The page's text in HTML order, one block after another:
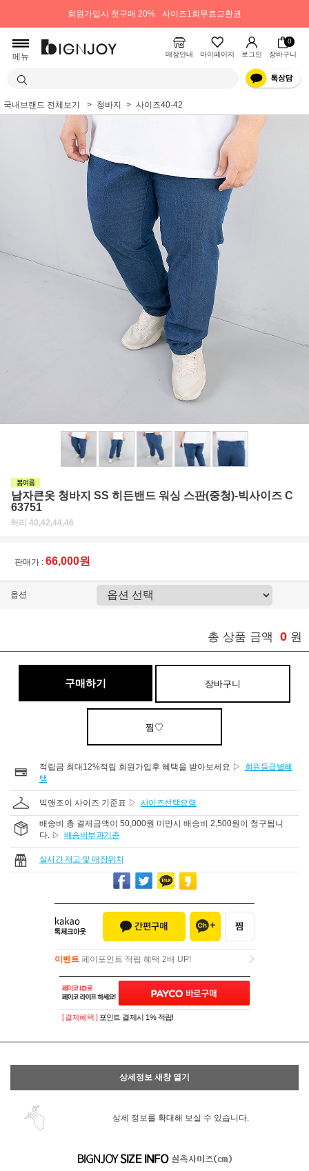
회원가입시 첫구매 20% 사이즈1회무료교환권
메뉴 매장안내 마이페이지 로그인
0
장바구니
국내브랜드 전체보기 청바지 사이즈40-42
남자큰옷 청바지 SS 히든밴드 워싱 스판(중청)-빅사이즈 C
63751
허리 40,42,44,46
판매가 : 66,000원
옵션
총 상품 금액 0 원
구매하기 장바구니
찜♡
적립금 최대12%적립 회원가입후 혜택을 받아보세요 ▷
회원등급별혜
택
빅앤조이 사이즈 기준표 ▷ 사이즈선택요령
배송비 총 결제금액이 50,000원 미만시 배송비 2,500원이 청구됩니
다. ▷ 배송비부과기준
실시간 재고 및 매장위치
이벤트 페이포인트 적립 혜택 2배 UP!
이벤트페이포인트 적립 혜택 2배 UP!
[ 결제혜택 ] 포인트 결제시 1% 적립!
상세정보 새창 열기
상세 정보를 확대해 보실 수 있습니다.